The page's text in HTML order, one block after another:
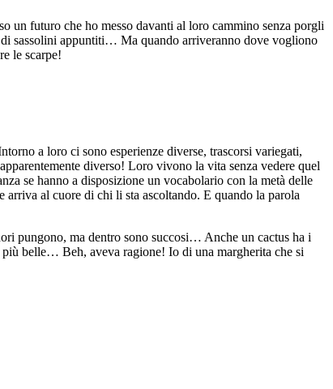
un futuro che ho messo davanti al loro cammino senza porgli
di sassolini appuntiti… Ma quando arriveranno dove vogliono
le scarpe!
a loro ci sono esperienze diverse, trascorsi variegati,
diverso! Loro vivono la vita senza vedere quel
se hanno a disposizione un vocabolario con la metà delle
al cuore di chi li sta ascoltando. E quando la parola
pungono, ma dentro sono succosi… Anche un cactus ha i
belle… Beh, aveva ragione! Io di una margherita che si